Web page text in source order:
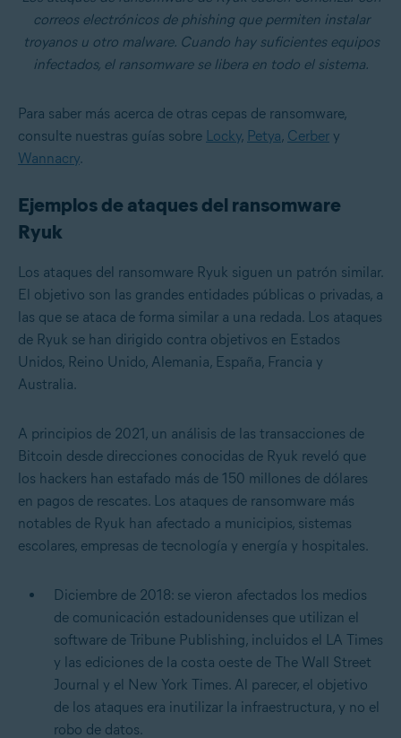
correos electrónicos de phishing que permiten instalar
troyanos u otro malware. Cuando hay suficientes equipos
infectados, el ransomware se libera en todo el sistema.
Para saber más acerca de otras cepas de ransomware,
consulte nuestras guías sobre Locky, Petya, Cerber y
Wannacry.
Ejemplos de ataques del ransomware
Ryuk
Los ataques del ransomware Ryuk siguen un patrón similar.
El objetivo son las grandes entidades públicas o privadas, a
las que se ataca de forma similar a una redada. Los ataques
de Ryuk se han dirigido contra objetivos en Estados
Unidos, Reino Unido, Alemania, España, Francia y
Australia.
A principios de 2021, un análisis de las transacciones de
Bitcoin desde direcciones conocidas de Ryuk reveló que
los hackers han estafado más de 150 millones de dólares
en pagos de rescates. Los ataques de ransomware más
notables de Ryuk han afectado a municipios, sistemas
escolares, empresas de tecnología y energía y hospitales.
Diciembre de 2018: se vieron afectados los medios
de comunicación estadounidenses que utilizan el
software de Tribune Publishing, incluidos el LA Times
y las ediciones de la costa oeste de The Wall Street
Journal y el New York Times. Al parecer, el objetivo
de los ataques era inutilizar la infraestructura, y no el
robo de datos.